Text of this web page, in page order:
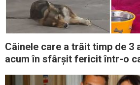
Câinele care a trăit timp de 3
acum în sfârșit fericit într-o